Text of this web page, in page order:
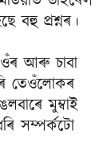
বহু প্ৰশ্নৰ।
আৰু চাবা
তেওঁলোকৰ
মুম্বাই
সম্পৰ্কটো